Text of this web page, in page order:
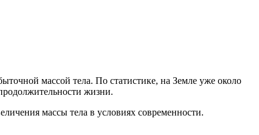
массой тела. По статистике, на Земле уже около
жизни.
массы тела в условиях современности.